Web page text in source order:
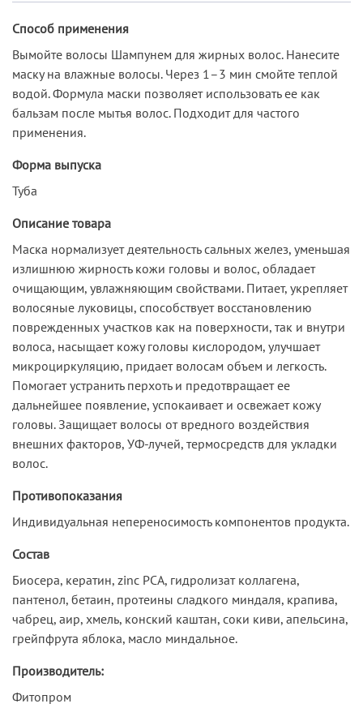
Способ применения
Вымойте волосы Шампунем для жирных волос. Нанесите
маску на влажные волосы. Через 1–3 мин смойте теплой
водой. Формула маски позволяет использовать ее как
бальзам после мытья волос. Подходит для частого
применения.
Форма выпуска
Туба
Описание товара
Маска нормализует деятельность сальных желез, уменьшая
излишнюю жирность кожи головы и волос, обладает
очищающим, увлажняющим свойствами. Питает, укрепляет
волосяные луковицы, способствует восстановлению
поврежденных участков как на поверхности, так и внутри
волоса, насыщает кожу головы кислородом, улучшает
микроциркуляцию, придает волосам объем и легкость.
Помогает устранить перхоть и предотвращает ее
дальнейшее появление, успокаивает и освежает кожу
головы. Защищает волосы от вредного воздействия
внешних факторов, УФ-лучей, термосредств для укладки
волос.
Противопоказания
Индивидуальная непереносимость компонентов продукта.
Состав
Биосера, кератин, zinc PCA, гидролизат коллагена,
пантенол, бетаин, протеины сладкого миндаля, крапива,
чабрец, аир, хмель, конский каштан, соки киви, апельсина,
грейпфрута яблока, масло миндальное.
Производитель:
Фитопром